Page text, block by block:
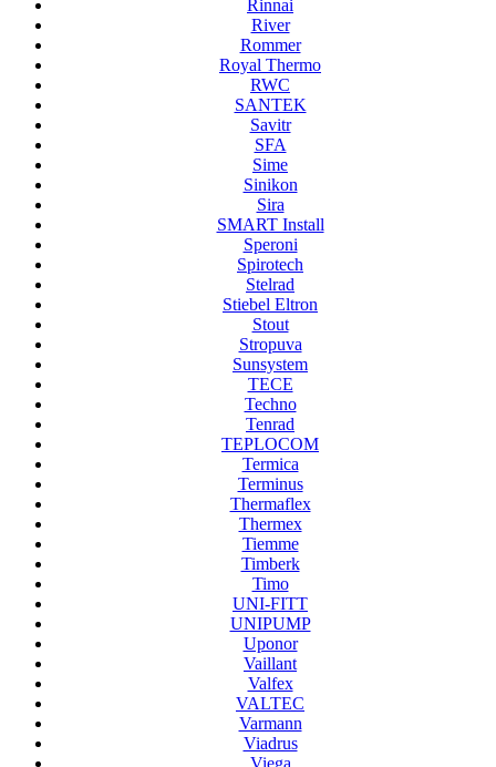
Rinnai
River
Rommer
Royal Thermo
RWC
SANTEK
Savitr
SFA
Sime
Sinikon
Sira
SMART Install
Speroni
Spirotech
Stelrad
Stiebel Eltron
Stout
Stropuva
Sunsystem
TECE
Techno
Tenrad
TEPLOCOM
Termica
Terminus
Thermaflex
Thermex
Tiemme
Timberk
Timo
UNI-FITT
UNIPUMP
Uponor
Vaillant
Valfex
VALTEC
Varmann
Viadrus